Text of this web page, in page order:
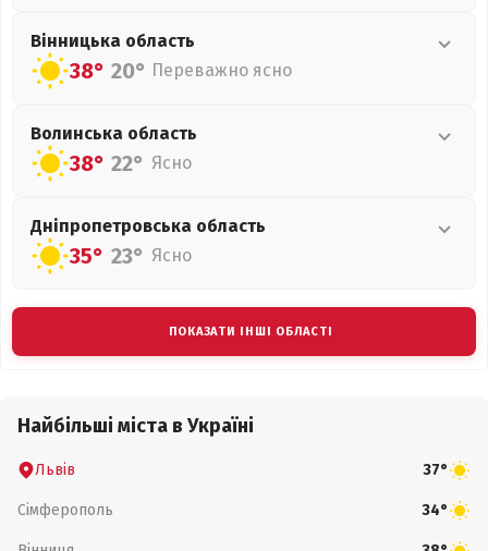
Вінницька область
38° 20° Переважно ясно
Волинська область
38° 22° Ясно
Дніпропетровська область
35° 23° Ясно
ПОКАЗАТИ ІНШІ ОБЛАСТІ
Найбільші міста в Україні
Львів 37°
Сімферополь 34°